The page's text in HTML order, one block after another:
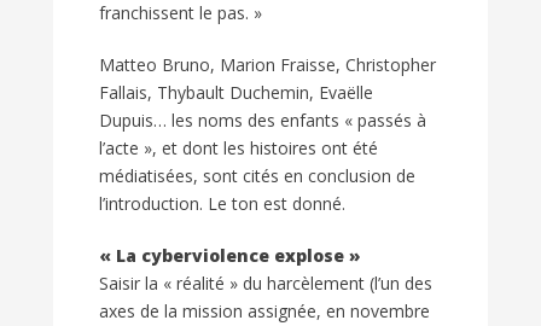
franchissent le pas. »
Matteo Bruno, Marion Fraisse, Christopher
Fallais, Thybault Duchemin, Evaëlle
Dupuis… les noms des enfants « passés à
l’acte », et dont les histoires ont été
médiatisées, sont cités en conclusion de
l’introduction. Le ton est donné.
« La cyberviolence explose »
Saisir la « réalité » du harcèlement (l’un des
axes de la mission assignée, en novembre